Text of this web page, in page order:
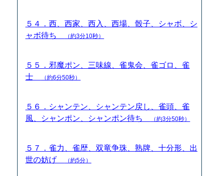
５４．西、西家、西入、西場、骰子、シャボ、シ
ャボ待ち
（約3分10秒）
５５．邪魔ポン、三味線、雀鬼会、雀ゴロ、雀
士
（約6分50秒）
５６．シャンテン、シャンテン戻し、雀頭、雀
風、シャンポン、シャンポン待ち
（約3分50秒）
５７．雀力、雀歴、双竜争珠、熟牌、十分形、出
世の妨げ
（約5分）